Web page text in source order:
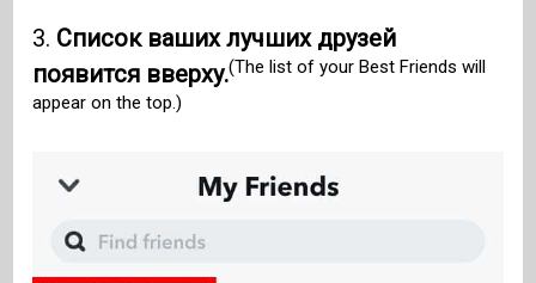
3. Список ваших лучших друзей
появится вверху.(The list of your Best Friends will
appear on the top.)